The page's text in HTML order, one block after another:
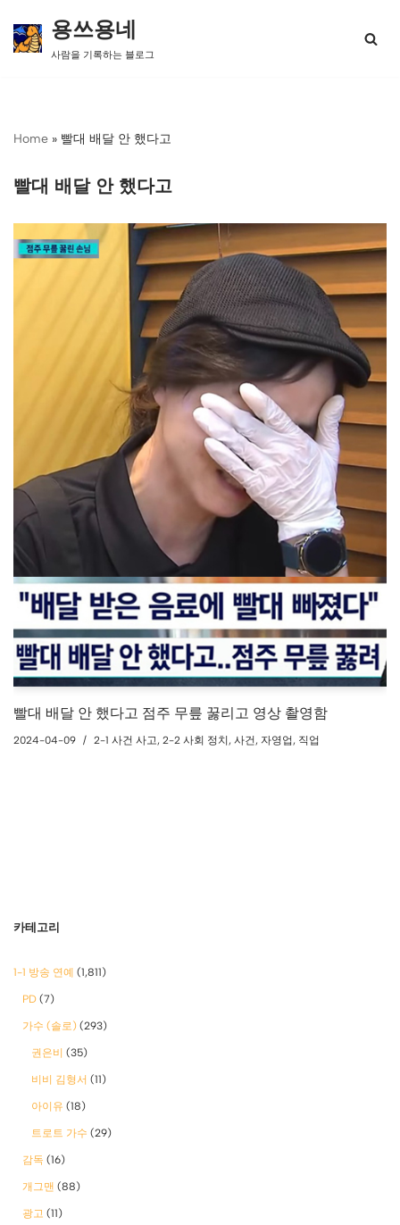
콘
너
용쓰용네
사람을 기록하는 블로그
Home » 빨대 배달 안 했다고
빨대 배달 안 했다고
빨대 배달 안 했다고 점주 무릎 꿇리고 영상 촬영함
2024-04-09 2-1 사건 사고, 2-2 사회 정치, 사건, 자영업, 직업
카테고리
1-1 방송 연예 (1,811)
PD (7)
가수 (솔로) (293)
권은비 (35)
비비 김형서 (11)
아이유 (18)
트로트 가수 (29)
감독 (16)
개그맨 (88)
광고 (11)